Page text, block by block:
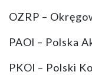
OZRP –
PAOl – Polska
PKOl – Polski